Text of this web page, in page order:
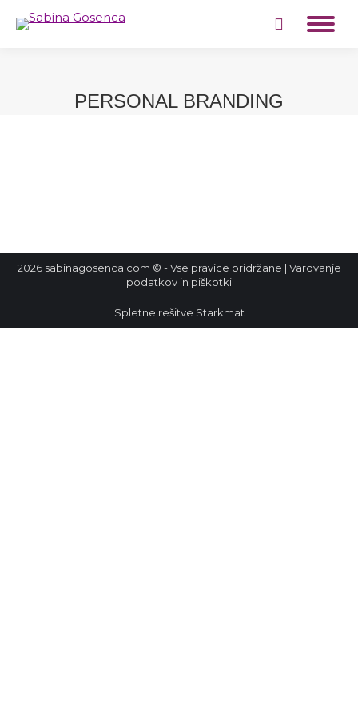
Search:
PERSONAL BRANDING
2026 sabinagosenca.com © - Vse pravice pridržane | Varovanje
podatkov in piškotki
Spletne rešitve Starkmat